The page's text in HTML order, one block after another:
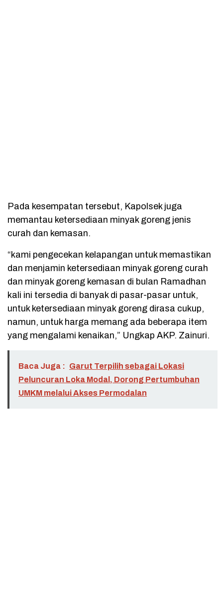
Pada kesempatan tersebut, Kapolsek juga
memantau ketersediaan minyak goreng jenis
curah dan kemasan.
“kami pengecekan kelapangan untuk memastikan
dan menjamin ketersediaan minyak goreng curah
dan minyak goreng kemasan di bulan Ramadhan
kali ini tersedia di banyak di pasar-pasar untuk,
untuk ketersediaan minyak goreng dirasa cukup,
namun, untuk harga memang ada beberapa item
yang mengalami kenaikan,” Ungkap AKP. Zainuri.
Baca Juga : Garut Terpilih sebagai Lokasi
Peluncuran Loka Modal, Dorong Pertumbuhan
UMKM melalui Akses Permodalan